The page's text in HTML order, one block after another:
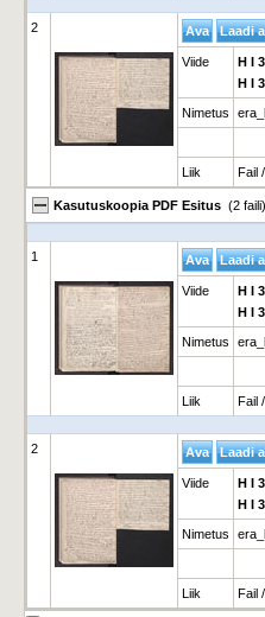
2
Viide
H I
H I
Nimetus
Liik Fail
Kasutuskoopia PDF Esitus (2 faili)
1
Viide
H I
H I
Nimetus
Liik Fail
2
Viide
H I
H I
Nimetus
Liik Fail